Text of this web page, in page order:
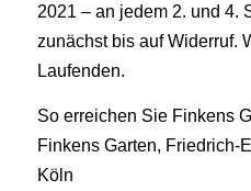
2021 – an jedem 2. und 4.
zunächst bis auf Widerruf.
Laufenden.
So erreichen Sie Finkens
Finkens Garten, Friedrich-
Köln